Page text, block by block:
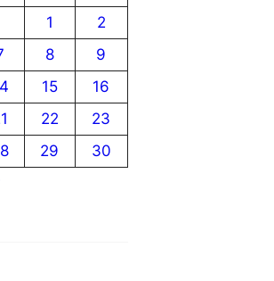
1
2
8
9
15
16
22
23
29
30